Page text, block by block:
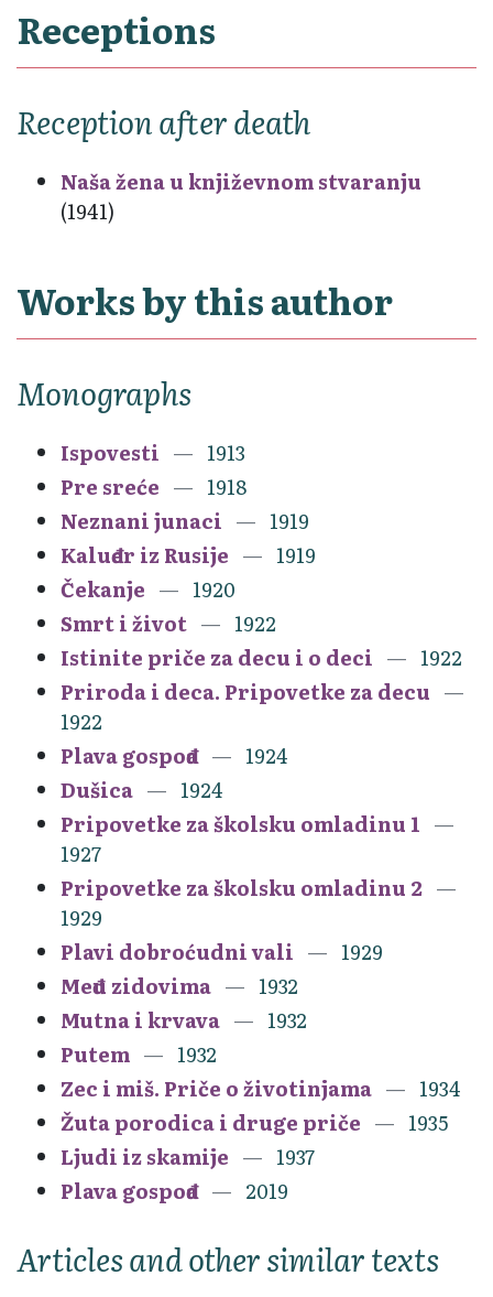
Receptions
Reception after death
Naša žena u književnom stvaranju
(1941)
Works by this author
Monographs
Ispovesti
1913
Pre sreće
1918
Neznani junaci
1919
Kaluđer iz Rusije
1919
Čekanje
1920
Smrt i život
1922
Istinite priče za decu i o deci
1922
Priroda i deca. Pripovetke za decu
1922
Plava gospođa
1924
Dušica
1924
Pripovetke za školsku omladinu 1
1927
Pripovetke za školsku omladinu 2
1929
Plavi dobroćudni vali
1929
Među zidovima
1932
Mutna i krvava
1932
Putem
1932
Zec i miš. Priče o životinjama
1934
Žuta porodica i druge priče
1935
Ljudi iz skamije
1937
Plava gospođa
2019
Articles and other similar texts